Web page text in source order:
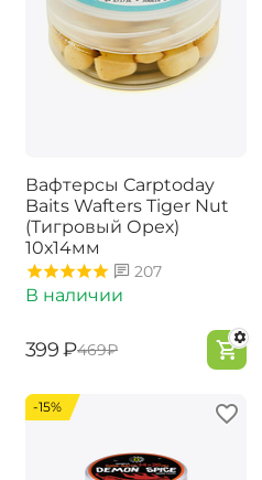
Вафтерсы Carptoday
Baits Wafters Tiger Nut
(Тигровый Орех)
10х14мм
207
В наличии
‍399‍ ₽‍469‍₽
-15%